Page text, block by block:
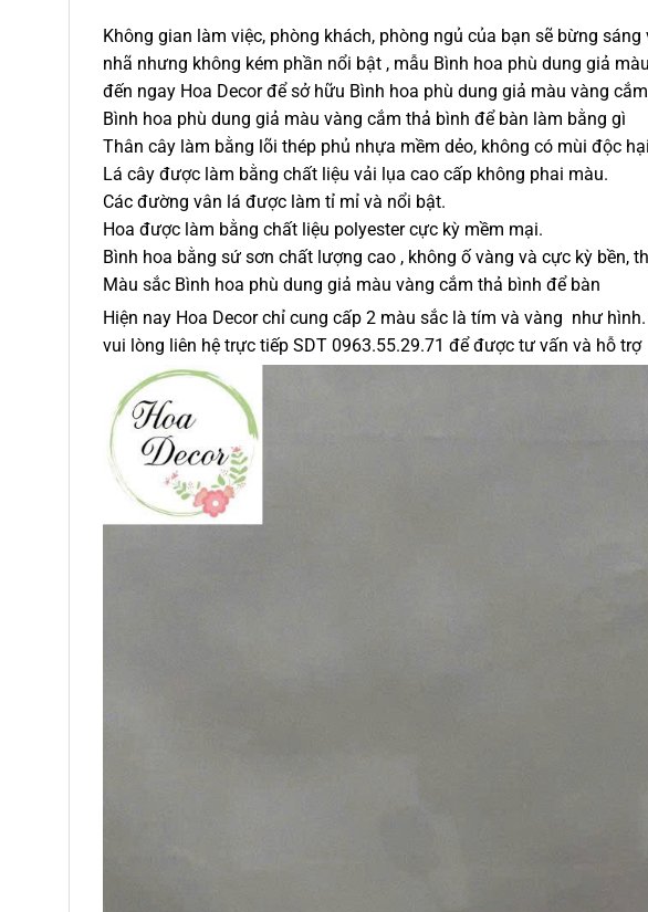
Không gian làm việc, phòng khách, phòng ngủ của bạn sẽ bừng
nhã nhưng không kém phần nổi bật , mẫu Bình hoa phù dung giả
đến ngay Hoa Decor để sở hữu Bình hoa phù dung giả màu vàng
Bình hoa phù dung giả màu vàng cắm thả bình để bàn làm bằng gì
Thân cây làm bằng lõi thép phủ nhựa mềm dẻo, không có mùi độc
Lá cây được làm bằng chất liệu vải lụa cao cấp không phai màu.
Các đường vân lá được làm tỉ mỉ và nổi bật.
Hoa được làm bằng chất liệu polyester cực kỳ mềm mại.
Bình hoa bằng sứ sơn chất lượng cao , không ố vàng và cực kỳ bền,
Màu sắc Bình hoa phù dung giả màu vàng cắm thả bình để bàn
Hiện nay Hoa Decor chỉ cung cấp 2 màu sắc là tím và vàng như
vui lòng liên hệ trực tiếp SDT 0963.55.29.71 để được tư vấn và hỗ trợ